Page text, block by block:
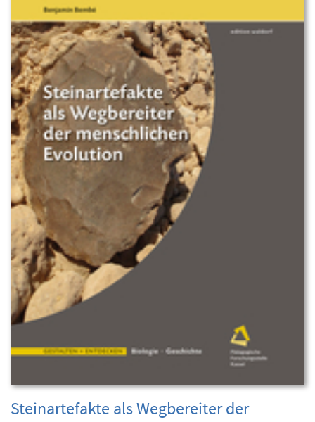
Steinartefakte als Wegbereiter der